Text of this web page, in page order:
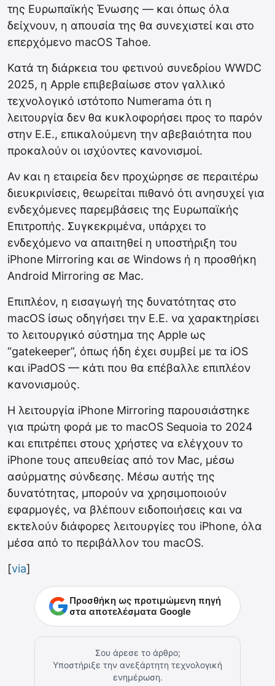
της Ευρωπαϊκής Ένωσης — και όπως όλα
δείχνουν, η απουσία της θα συνεχιστεί και στο
επερχόμενο macOS Tahoe.
Κατά τη διάρκεια του φετινού συνεδρίου WWDC
2025, η Apple επιβεβαίωσε στον γαλλικό
τεχνολογικό ιστότοπο Numerama ότι η
λειτουργία δεν θα κυκλοφορήσει προς το παρόν
στην Ε.Ε., επικαλούμενη την αβεβαιότητα που
προκαλούν οι ισχύοντες κανονισμοί.
Αν και η εταιρεία δεν προχώρησε σε περαιτέρω
διευκρινίσεις, θεωρείται πιθανό ότι ανησυχεί για
ενδεχόμενες παρεμβάσεις της Ευρωπαϊκής
Επιτροπής. Συγκεκριμένα, υπάρχει το
ενδεχόμενο να απαιτηθεί η υποστήριξη του
iPhone Mirroring και σε Windows ή η προσθήκη
Android Mirroring σε Mac.
Επιπλέον, η εισαγωγή της δυνατότητας στο
macOS ίσως οδηγήσει την Ε.Ε. να χαρακτηρίσει
το λειτουργικό σύστημα της Apple ως
“gatekeeper”, όπως ήδη έχει συμβεί με τα iOS
και iPadOS — κάτι που θα επέβαλλε επιπλέον
κανονισμούς.
Η λειτουργία iPhone Mirroring παρουσιάστηκε
για πρώτη φορά με το macOS Sequoia το 2024
και επιτρέπει στους χρήστες να ελέγχουν το
iPhone τους απευθείας από τον Mac, μέσω
ασύρματης σύνδεσης. Μέσω αυτής της
δυνατότητας, μπορούν να χρησιμοποιούν
εφαρμογές, να βλέπουν ειδοποιήσεις και να
εκτελούν διάφορες λειτουργίες του iPhone, όλα
μέσα από το περιβάλλον του macOS.
[via]
Προσθήκη ως προτιμώμενη πηγή
στα αποτελέσματα Google
Σου άρεσε το άρθρο;
Υποστήριξε την ανεξάρτητη τεχνολογική
ενημέρωση.